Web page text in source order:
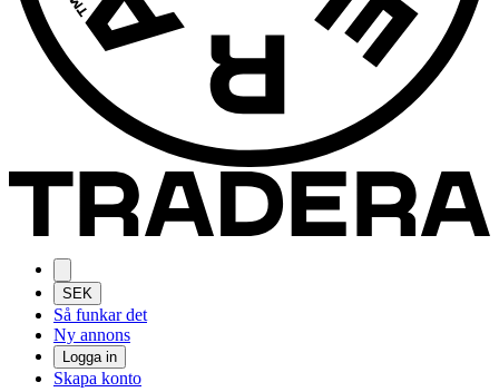
SEK
Så funkar det
Ny annons
Logga in
Skapa konto